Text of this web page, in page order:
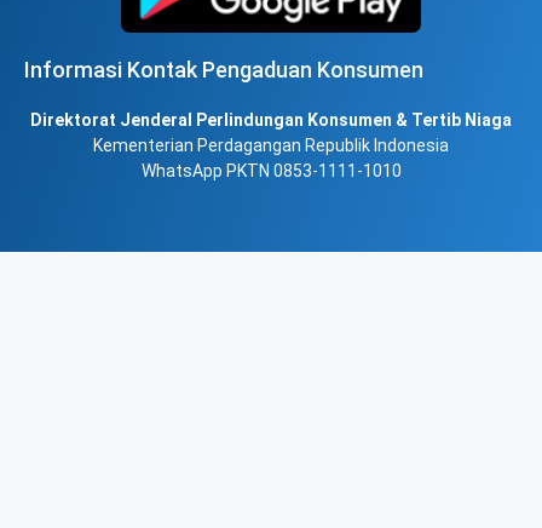
Informasi Kontak Pengaduan Konsumen
Direktorat Jenderal Perlindungan Konsumen & Tertib Niaga
Kementerian Perdagangan Republik Indonesia
WhatsApp PKTN 0853-1111-1010